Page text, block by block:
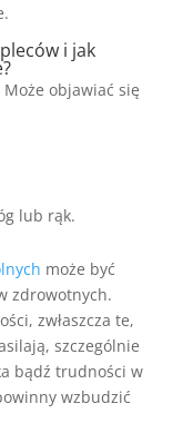
i jak
objawiać się
lub rąk.
może być
zdrowotnych.
zwłaszcza te,
szczególnie
bądź trudności w
wzbudzić